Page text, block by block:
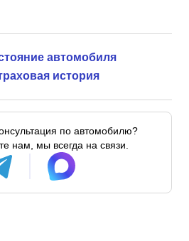
автомобиля
история
по автомобилю?
нам, мы всегда на связи.